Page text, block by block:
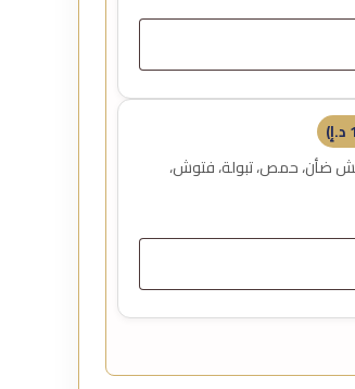
د.إ)
ريش ضأن، حمص، تبولة، فتوش،